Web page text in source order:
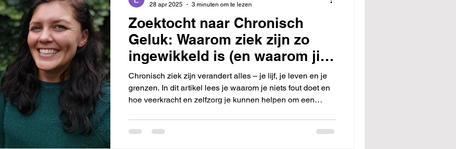
Zoektocht naar Chronisch
Geluk: Waarom ziek zijn zo
ingewikkeld is (en waarom jij
het niet 'fout' doet)
Chronisch ziek zijn verandert alles – je lijf, je leven en je
grenzen. In dit artikel lees je waarom je niets fout doet en
hoe veerkracht en zelfzorg je kunnen helpen om een
28 apr 2025
3 minuten om te lezen